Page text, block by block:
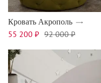
Кровать Акрополь
55 200 ₽ 92 000 ₽